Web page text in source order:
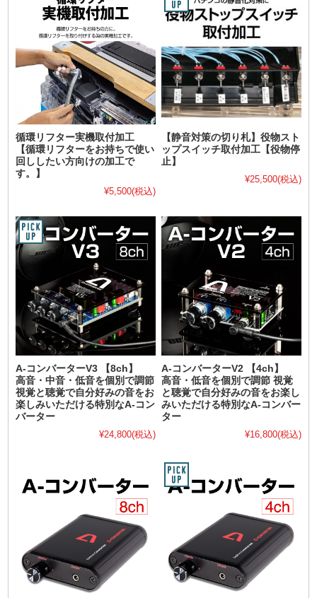
循環リフター実機取付加工
【循環リフターをお持ちで使い
回ししたい方向けの加工で
す。】
¥5,500(税込)
【静音対策の切り札】役物スト
ップスイッチ取付加工【役物停
止】
¥25,500(税込)
A-コンバーターV3 【8ch】
高音・中音・低音を個別で調節
視覚と聴覚で自分好みの音をお
楽しみいただける特別なA-コン
バーター
¥24,800(税込)
A-コンバーターV2 【4ch】
高音・低音を個別で調節 視覚
と聴覚で自分好みの音をお楽し
みいただける特別なA-コンバー
ター
¥16,800(税込)